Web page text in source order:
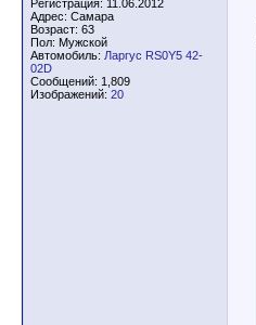
Регистрация: 11.06.2012
Адрес: Самара
Возраст: 63
Пол: Мужской
Автомобиль: Ларгус RS0Y5 42-
02D
Сообщений: 1,809
Изображений: 20